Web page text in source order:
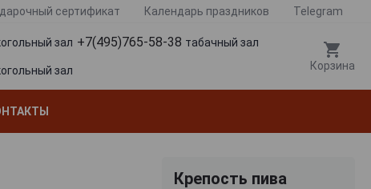
сертификат Календарь праздников Telegram
зал +7(495)765-58-38 табачный зал
зал Корзина
Крепость пива